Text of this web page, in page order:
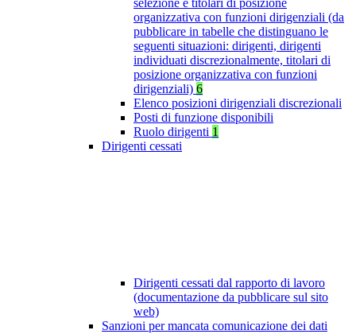
selezione e titolari di posizione
organizzativa con funzioni dirigenziali (da
pubblicare in tabelle che distinguano le
seguenti situazioni: dirigenti, dirigenti
individuati discrezionalmente, titolari di
posizione organizzativa con funzioni
dirigenziali) 6
Elenco posizioni dirigenziali discrezionali
Posti di funzione disponibili
Ruolo dirigenti 1
Dirigenti cessati
Dirigenti cessati dal rapporto di lavoro
(documentazione da pubblicare sul sito
web)
Sanzioni per mancata comunicazione dei dati